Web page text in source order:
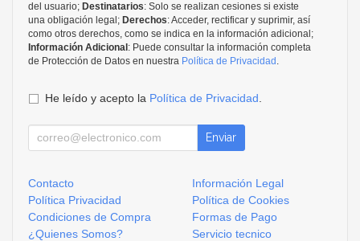
del usuario; Destinatarios: Solo se realizan cesiones si existe
una obligación legal; Derechos: Acceder, rectificar y suprimir, así
como otros derechos, como se indica en la información adicional;
Información Adicional : Puede consultar la información completa
de Protección de Datos en nuestra Política de Privacidad
He leído y acepto la Política de Privacidad
Enviar
Contacto
Información Legal
Política Privacidad
Política de Cookies
Condiciones de Compra
Formas de Pago
¿Quienes Somos?
Servicio tecnico